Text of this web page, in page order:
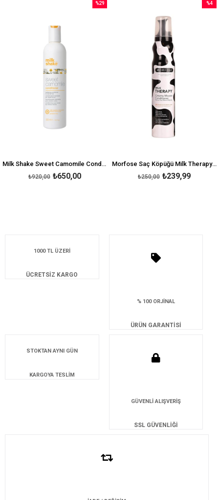
Milk Shake Sweet Camomile Conditioner 300 ML
₺650,00
₺920,00
%29
Morfose Saç Köpüğü Milk Therapy 200 ml
₺239,99
₺250,00
%4
1000 TL ÜZERİ
ÜCRETSİZ KARGO
% 100 ORJİNAL
ÜRÜN GARANTİSİ
STOKTAN AYNI GÜN
KARGOYA TESLİM
GÜVENLİ ALIŞVERİŞ
SSL GÜVENLİĞİ